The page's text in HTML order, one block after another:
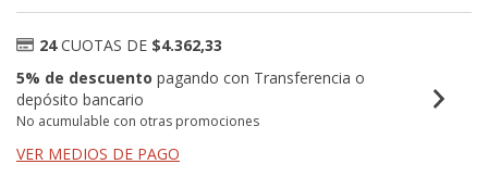
24 CUOTAS DE $4.362,33
5% de descuento pagando con Transferencia o
depósito bancario
No acumulable con otras promociones
VER MEDIOS DE PAGO